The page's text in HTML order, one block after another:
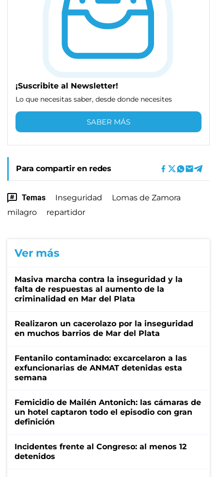
¡Suscribite al Newsletter!
Lo que necesitas saber, desde donde necesites
SABER MÁS
Para compartir en redes
Temas Inseguridad
Lomas de Zamora
milagro
repartidor
Ver más
Masiva marcha contra la inseguridad y la
falta de respuestas al aumento de la
criminalidad en Mar del Plata
Realizaron un cacerolazo por la inseguridad
en muchos barrios de Mar del Plata
Fentanilo contaminado: excarcelaron a las
exfuncionarias de ANMAT detenidas esta
semana
Femicidio de Mailén Antonich: las cámaras de
un hotel captaron todo el episodio con gran
definición
Incidentes frente al Congreso: al menos 12
detenidos